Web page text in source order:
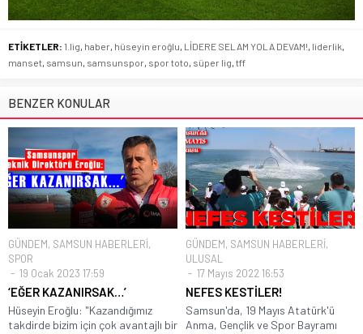
ETİKETLER: 1.lig, haber, hüseyin eroğlu, LİDERE SELAM YOLA DEVAM!, liderlik,
manset, samsun, samsunspor, spor toto, süper lig, tff
BENZER KONULAR
GÜNDEM, SAMSUN HABERLERİ,
SPOR
19 Ocak 2023 17:59
‘EĞER KAZANIRSAK…’
Hüseyin Eroğlu: "Kazandığımız
takdirde bizim için çok avantajlı bir
GÜNDEM, SAMSUN HABERLERİ,
ULUSAL
17 Mayıs 2022 16:53
NEFES KESTİLER!
Samsun'da, 19 Mayıs Atatürk'ü
Anma, Gençlik ve Spor Bayramı